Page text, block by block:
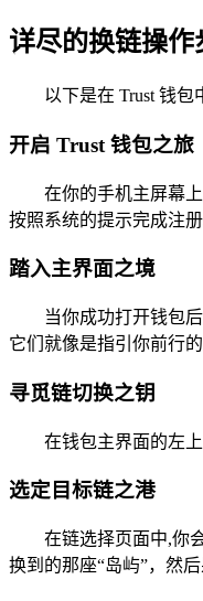
详尽的换链操作
以下是在 Trust 钱
开启 Trust 钱包之旅
在你的手机主屏幕
按照系统的提示完成注
踏入主界面之境
当你成功打开钱包
它们就像是指引你前行
寻觅链切换之钥
在钱包主界面的左
选定目标链之港
在链选择页面中,你
换到的那座“岛屿”，然